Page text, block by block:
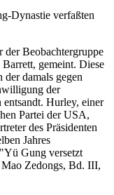
Dynastie verfaßten
Beobachtergruppe
gemeint. Diese
damals gegen
der
entsandt. Hurley, einer
Partei der USA,
des Präsidenten
Jahres
Gung versetzt
Zedongs, Bd. III,